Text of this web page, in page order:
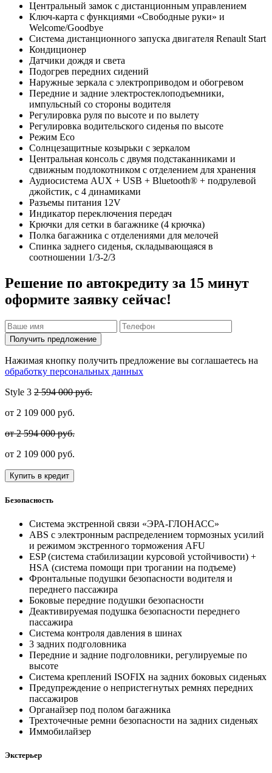
Центральный замок с дистанционным управлением
Ключ-карта с функциями «Свободные руки» и
Welcome/Goodbye
Система дистанционного запуска двигателя Renault Start
Кондиционер
Датчики дождя и света
Подогрев передних сидений
Наружные зеркала с электроприводом и обогревом
Передние и задние электростеклоподъемники,
импульсный со стороны водителя
Регулировка руля по высоте и по вылету
Регулировка водительского сиденья по высоте
Режим Eco
Солнцезащитные козырьки с зеркалом
Центральная консоль с двумя подстаканниками и
сдвижным подлокотником с отделением для хранения
Аудиосистема AUX + USB + Bluetooth® + подрулевой
джойстик, с 4 динамиками
Разъемы питания 12V
Индикатор переключения передач
Крючки для сетки в багажнике (4 крючка)
Полка багажника с отделениями для мелочей
Спинка заднего сиденья, складывающаяся в
соотношении 1/3-2/3
Решение по автокредиту за 15 минут
оформите заявку сейчас!
Получить предложение
Нажимая кнопку получить предложение вы соглашаетесь на
обработку персональных данных
Style 3 2 594 000 руб.
от 2 109 000 руб.
от 2 594 000 руб.
от 2 109 000 руб.
Купить в кредит
Безопасность
Система экстренной связи «ЭРА-ГЛОНАСС»
ABS с электронным распределением тормозных усилий
и режимом экстренного торможения AFU
ESP (система стабилизации курсовой устойчивости) +
HSА (система помощи при трогании на подъеме)
Фронтальные подушки безопасности водителя и
переднего пассажира
Боковые передние подушки безопасности
Деактивируемая подушка безопасности переднего
пассажира
Система контроля давления в шинах
3 задних подголовника
Передние и задние подголовники, регулируемые по
высоте
Система креплений ISOFIX на задних боковых сиденьях
Предупреждение о непристегнутых ремнях передних
пассажиров
Органайзер под полом багажника
Трехточечные ремни безопасности на задних сиденьях
Иммобилайзер
Экстерьер